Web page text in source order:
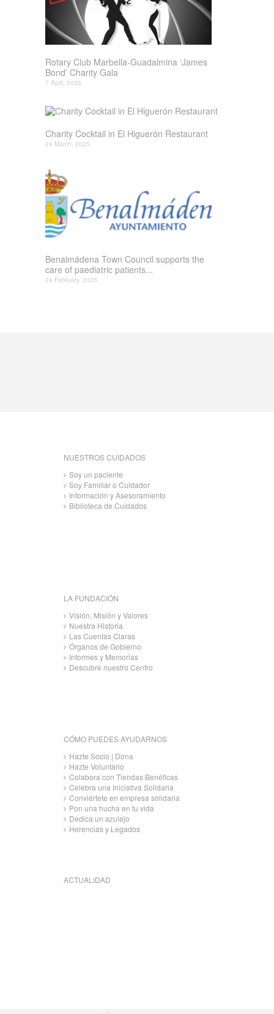
Rotary Club Marbella-Guadalmina ‘James
Bond’ Charity Gala
7 April, 2025
Charity Cocktail in El Higuerón Restaurant
24 March, 2025
Benalmádena Town Council supports the
care of paediatric patients...
24 February, 2025
NUESTROS CUIDADOS
Soy un paciente
Soy Familiar o Cuidador
Información y Asesoramiento
Biblioteca de Cuidados
LA FUNDACIÓN
Visión, Misión y Valores
Nuestra Historia
Las Cuentas Claras
Órganos de Gobierno
Informes y Memorias
Descubre nuestro Centro
CÓMO PUEDES AYUDARNOS
Hazte Socio | Dona
Hazte Voluntario
Colabora con Tiendas Benéficas
Celebra una Iniciativa Solidaria
Conviértete en empresa solidaria
Pon una hucha en tu vida
Dedica un azulejo
Herencias y Legados
ACTUALIDAD